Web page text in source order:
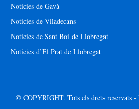
Notícies de Gavà
Notícies de Viladecans
Notícies de Sant Boi de Llobregat
Notícies d’El Prat de Llobregat
© COPYRIGHT. Tots els drets reservats